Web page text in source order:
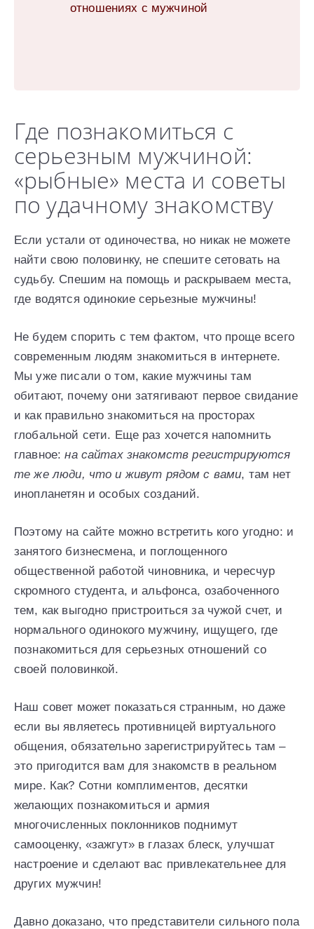
отношениях с мужчиной
Где познакомиться с
серьезным мужчиной:
«рыбные» места и советы
по удачному знакомству
Если устали от одиночества, но никак не можете
найти свою половинку, не спешите сетовать на
судьбу. Спешим на помощь и раскрываем места,
где водятся одинокие серьезные мужчины!
Не будем спорить с тем фактом, что проще всего
современным людям знакомиться в интернете.
Мы уже писали о том, какие мужчины там
обитают, почему они затягивают первое свидание
и как правильно знакомиться на просторах
глобальной сети. Еще раз хочется напомнить
главное:на сайтах знакомств регистрируются
те же люди, что и живут рядом с вами, там нет
инопланетян и особых созданий.
Поэтому на сайте можно встретить кого угодно: и
занятого бизнесмена, и поглощенного
общественной работой чиновника, и чересчур
скромного студента, и альфонса, озабоченного
тем, как выгодно пристроиться за чужой счет, и
нормального одинокого мужчину, ищущего, где
познакомиться для серьезных отношений со
своей половинкой.
Наш совет может показаться странным, но даже
если вы являетесь противницей виртуального
общения, обязательно зарегистрируйтесь там –
это пригодится вам для знакомств в реальном
мире. Как? Сотни комплиментов, десятки
желающих познакомиться и армия
многочисленных поклонников поднимут
самооценку, «зажгут» в глазах блеск, улучшат
настроение и сделают вас привлекательнее для
других мужчин!
Давно доказано, что представители сильного пола